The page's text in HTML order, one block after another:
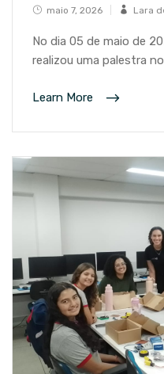
maio 7, 2026 Lara
No dia 05 de maio de
realizou uma palestra no
Learn More